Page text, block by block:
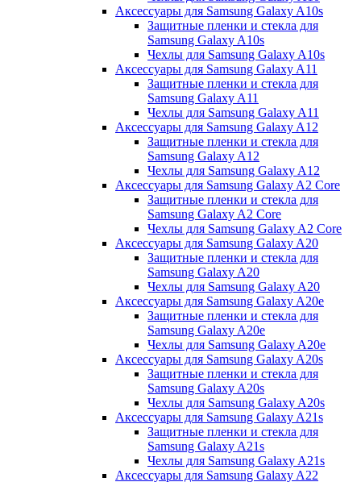
Аксессуары для Samsung Galaxy A10s
Защитные пленки и стекла для
Samsung Galaxy A10s
Чехлы для Samsung Galaxy A10s
Аксессуары для Samsung Galaxy A11
Защитные пленки и стекла для
Samsung Galaxy A11
Чехлы для Samsung Galaxy A11
Аксессуары для Samsung Galaxy A12
Защитные пленки и стекла для
Samsung Galaxy A12
Чехлы для Samsung Galaxy A12
Аксессуары для Samsung Galaxy A2 Core
Защитные пленки и стекла для
Samsung Galaxy A2 Core
Чехлы для Samsung Galaxy A2 Core
Аксессуары для Samsung Galaxy A20
Защитные пленки и стекла для
Samsung Galaxy A20
Чехлы для Samsung Galaxy A20
Аксессуары для Samsung Galaxy A20e
Защитные пленки и стекла для
Samsung Galaxy A20e
Чехлы для Samsung Galaxy A20e
Аксессуары для Samsung Galaxy A20s
Защитные пленки и стекла для
Samsung Galaxy A20s
Чехлы для Samsung Galaxy A20s
Аксессуары для Samsung Galaxy A21s
Защитные пленки и стекла для
Samsung Galaxy A21s
Чехлы для Samsung Galaxy A21s
Аксессуары для Samsung Galaxy A22